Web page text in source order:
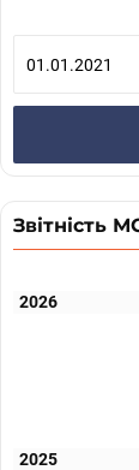
Звітність
2026
2025